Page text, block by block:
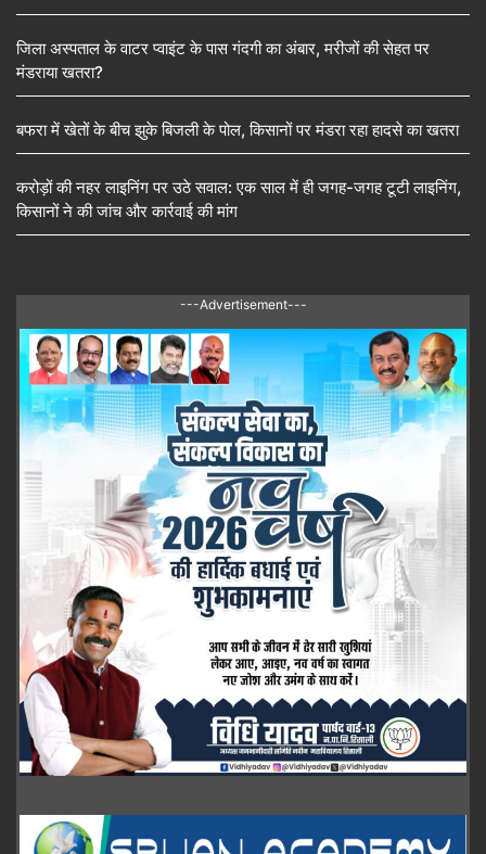
जिला अस्पताल के वाटर प्वाइंट के पास गंदगी का अंबार, मरीजों की सेहत पर
मंडराया खतरा?
बफरा में खेतों के बीच झुके बिजली के पोल, किसानों पर मंडरा रहा हादसे का खतरा
करोड़ों की नहर लाइनिंग पर उठे सवाल: एक साल में ही जगह-जगह टूटी लाइनिंग,
किसानों ने की जांच और कार्रवाई की मांग
---Advertisement---